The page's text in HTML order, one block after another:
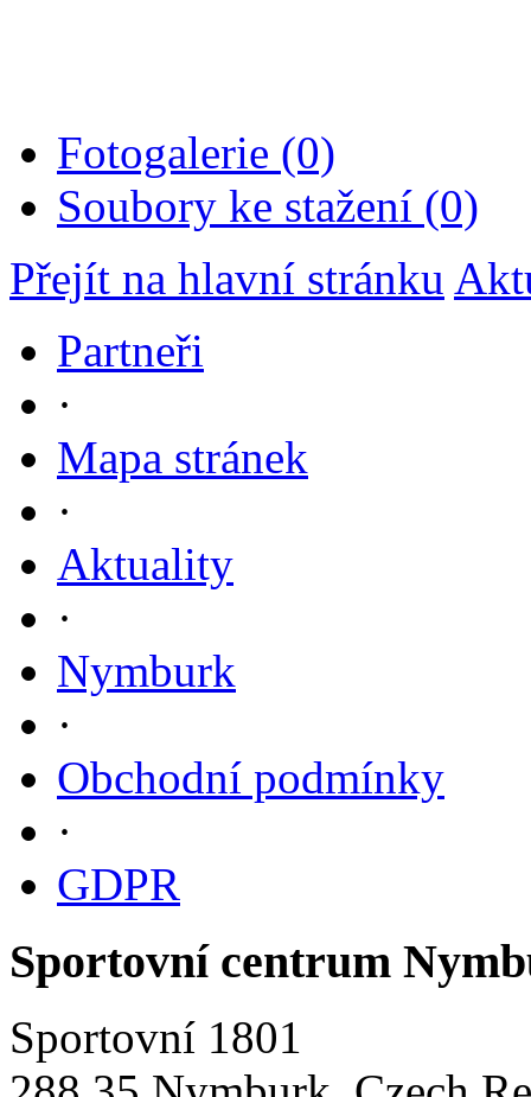
Fotogalerie (0)
Soubory ke stažení (0)
Přejít na hlavní stránku
Partneři
·
Mapa stránek
·
Aktuality
·
Nymburk
·
Obchodní podmínky
·
GDPR
Sportovní centrum
Sportovní 1801